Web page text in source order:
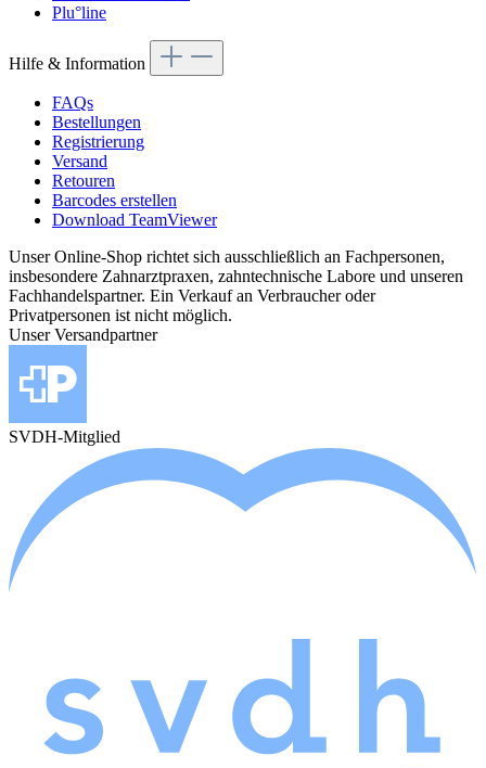
Plu°line
Hilfe & Information
FAQs
Bestellungen
Registrierung
Versand
Retouren
Barcodes erstellen
Download TeamViewer
Unser Online-Shop richtet sich ausschließlich an Fachpersonen,
insbesondere Zahnarztpraxen, zahntechnische Labore und unseren
Fachhandelspartner. Ein Verkauf an Verbraucher oder
Privatpersonen ist nicht möglich.
Unser Versandpartner
SVDH-Mitglied